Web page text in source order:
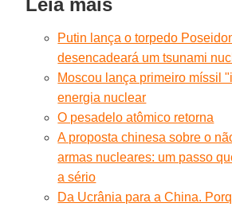
Putin lança o torpedo
desencadeará um tsunami
Moscou lança primeiro míssil
energia nuclear
O pesadelo atômico retorna
A proposta chinesa sobre o
armas nucleares: um passo
a sério
Da Ucrânia para a China.